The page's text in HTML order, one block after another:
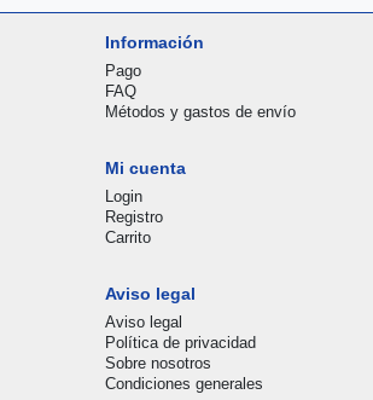
Información
Pago
FAQ
Métodos y gastos de envío
Mi cuenta
Login
Registro
Carrito
Aviso legal
Aviso legal
Política de privacidad
Sobre nosotros
Condiciones generales